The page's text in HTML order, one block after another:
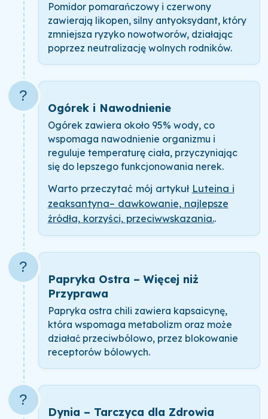
Pomidor pomarańczowy i czerwony
zawierają likopen, silny antyoksydant, który
zmniejsza ryzyko nowotworów, działając
poprzez neutralizację wolnych rodników.
?
Ogórek i Nawodnienie
Ogórek zawiera około 95% wody, co
wspomaga nawodnienie organizmu i
reguluje temperaturę ciała, przyczyniając
się do lepszego funkcjonowania nerek.
Warto przeczytać mój artykuł Luteina i
zeaksantyna– dawkowanie, najlepsze
źródła, korzyści, przeciwwskazania..
?️
Papryka Ostra – Więcej niż
Przyprawa
Papryka ostra chili zawiera kapsaicynę,
która wspomaga metabolizm oraz może
działać przeciwbólowo, przez blokowanie
receptorów bólowych.
?
Dynia – Tarczyca dla Zdrowia